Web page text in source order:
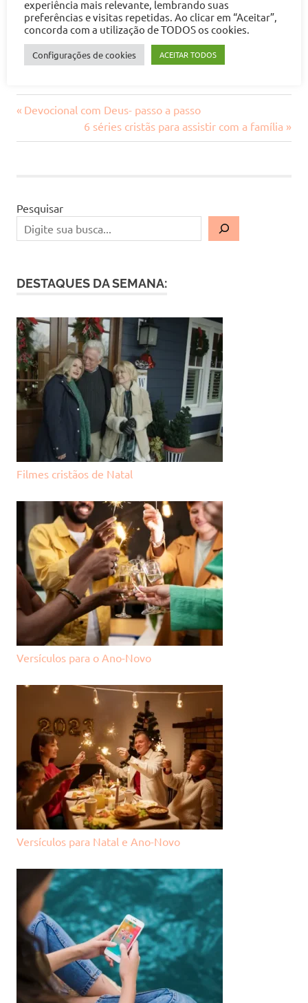
Continue navegando com a gente!
Navegação
de
Previous
Devocional com Deus- passo a passo
Next
Post:
6 séries cristãs para assistir com a família
Pesquisar
DESTAQUES DA SEMANA:
Filmes cristãos de Natal
Versículos para o Ano-Novo
Versículos para Natal e Ano-Novo
experiência mais relevante, lembrando suas
preferências e visitas repetidas. Ao clicar em “Aceitar”,
concorda com a utilização de TODOS os cookies.
Configurações de cookies ACEITAR TODOS